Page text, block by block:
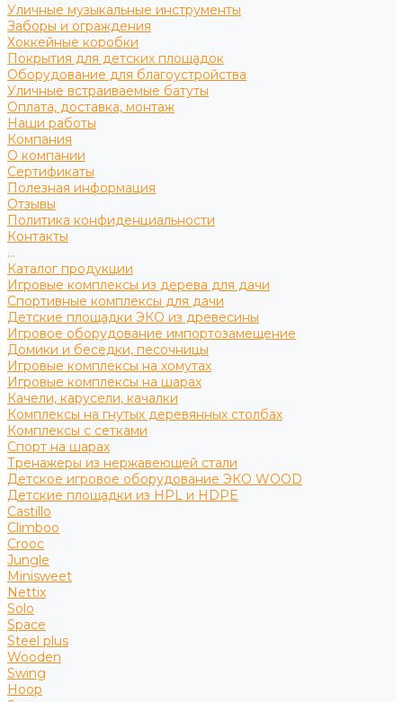
Уличные музыкальные инструменты
Заборы и ограждения
Хоккейные коробки
Покрытия для детских площадок
Оборудование для благоустройства
Уличные встраиваемые батуты
Оплата, доставка, монтаж
Наши работы
Компания
О компании
Сертификаты
Полезная информация
Отзывы
Политика конфиденциальности
Контакты
...
Каталог продукции
Игровые комплексы из дерева для дачи
Спортивные комплексы для дачи
Детские площадки ЭКО из древесины
Игровое оборудование импортозамещение
Домики и беседки, песочницы
Игровые комплексы на хомутах
Игровые комплексы на шарах
Качели, карусели, качалки
Комплексы на гнутых деревянных столбах
Комплексы с сетками
Спорт на шарах
Тренажеры из нержавеющей стали
Детское игровое оборудование ЭКО WOOD
Детские площадки из HPL и HDPE
Castillo
Climboo
Crooc
Jungle
Minisweet
Nettix
Solo
Space
Steel plus
Wooden
Swing
Hoop